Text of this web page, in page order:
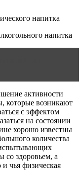
напитка
напитка
активности
которые возникают
с эффектом
на состоянии
хорошо известны
количества
испытывающих
со здоровьем, а
и чья физическая